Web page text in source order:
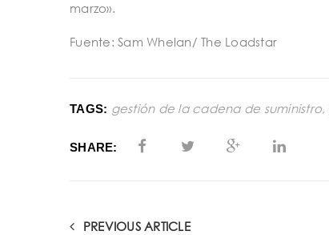
marzo».
Fuente: Sam Whelan/ The Loadstar
TAGS: gestión de la cadena de suministro,
SHARE:
PREVIOUS ARTICLE